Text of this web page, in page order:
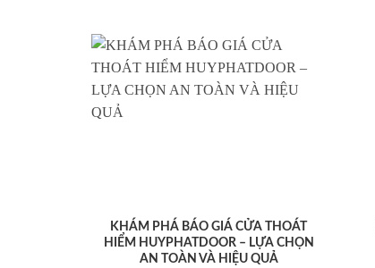
KHÁM PHÁ BÁO GIÁ CỬA THOÁT
HIỂM HUYPHATDOOR – LỰA CHỌN
AN TOÀN VÀ HIỆU QUẢ